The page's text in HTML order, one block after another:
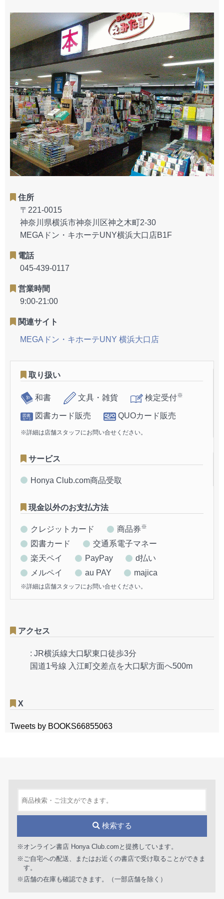
住所
〒221-0015
神奈川県横浜市神奈川区神之木町2-30
MEGAドン・キホーテUNY横浜大口店B1F
電話
045-439-0117
営業時間
9:00-21:00
関連サイト
MEGAドン・キホーテUNY 横浜大口店
取り扱い
和書 文具・雑貨 検定受付※
図書カード販売 QUOカード販売
※詳細は店舗スタッフにお問い合せください。
サービス
Honya Club.com商品受取
現金以外のお支払方法
クレジットカード 商品券※
図書カード
交通系電子マネー
楽天ペイ
PayPay
d払い
メルペイ
au PAY majica
※詳細は店舗スタッフにお問い合せください。
アクセス
: JR横浜線大口駅東口徒歩3分
国道1号線 入江町交差点を大口駅方面へ500m
X
Tweets by BOOKS66855063
検索する
※オンライン書店 Honya Club.comと提携しています。
※ご自宅への配送、またはお近くの書店で受け取ることができま
す。
※店舗の在庫も確認できます。（一部店舗を除く）